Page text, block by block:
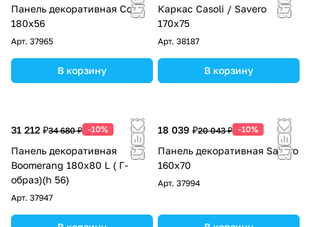
Панель декоративная Coral
180х56
Арт. 37965
В корзину
Каркас Casoli / Savero
170х75
Арт. 38187
В корзину
31 212 ₽34 680 ₽ -10%
Панель декоративная
Boomerang 180x80 L ( Г-
образ)(h 56)
Арт. 37947
18 039 ₽20 043 ₽ -10%
Панель декоративная Savero
160x70
Арт. 37994